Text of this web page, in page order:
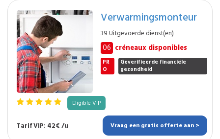
Verwarmingsmonteur
39 Uitgevoerde dienst(en)
06 créneaux disponibles
PR
O
Geverifieerde financiële
gezondheid
Eligible VIP
Tarif VIP: 42€ /u Vraag een gratis offerte aan >